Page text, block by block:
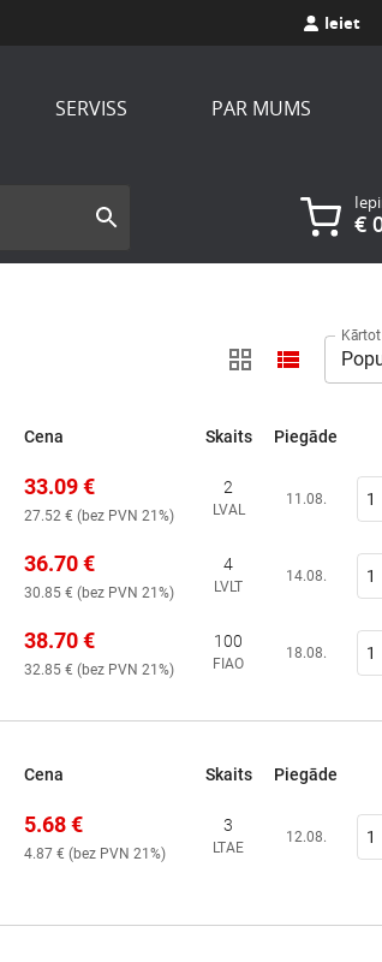
Ieiet
SERVISS PAR MUMS
€
Cena Skaits Piegāde
33.09€
27.52 € (bez PVN 21%)
2
LVAL
11.08.
36.70€
30.85 € (bez PVN 21%)
4
LVLT
14.08.
38.70€
32.85 € (bez PVN 21%)
100
FIAO
18.08.
Cena Skaits Piegāde
5.68€
4.87 € (bez PVN 21%)
3
LTAE
12.08.